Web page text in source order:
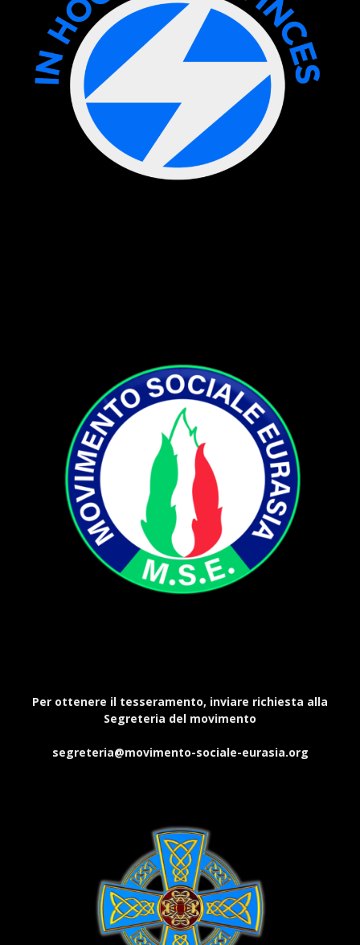
Per ottenere il tesseramento, inviare richiesta alla
Segreteria del movimento
segreteria@movimento-sociale-eurasia.org